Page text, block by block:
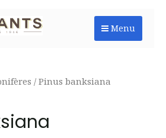
Menu
/ Pinus banksiana